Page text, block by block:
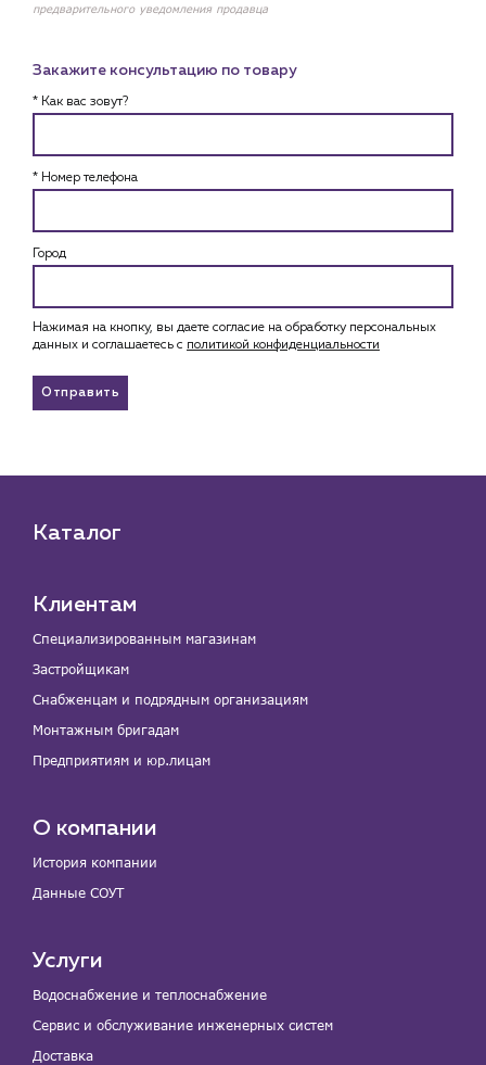
предварительного уведомления продавца
Закажите консультацию по товару
* Как вас зовут?
* Номер телефона
Город
Нажимая на кнопку, вы даете согласие на обработку персональных
данных и соглашаетесь c политикой конфиденциальности
Отправить
Каталог
Клиентам
Специализированным магазинам
Застройщикам
Снабженцам и подрядным организациям
Монтажным бригадам
Предприятиям и юр.лицам
О компании
История компании
Данные СОУТ
Услуги
Водоснабжение и теплоснабжение
Сервис и обслуживание инженерных систем
Доставка